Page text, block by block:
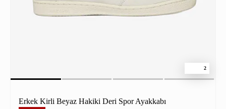
2
Erkek Kirli Beyaz Hakiki Deri Spor Ayakkabı